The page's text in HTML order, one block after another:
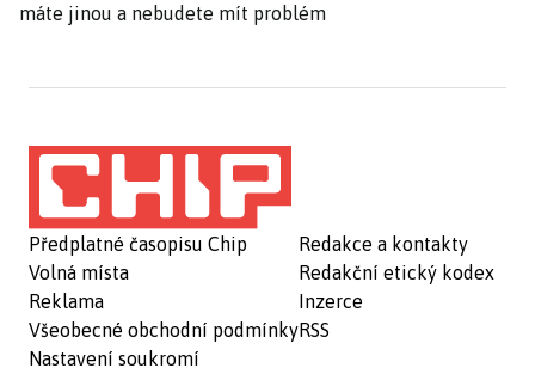
máte jinou a nebudete mít problém
Předplatné časopisu Chip
Volná místa
Reklama
Všeobecné obchodní podmínky
Nastavení soukromí
Redakce a kontakty
Redakční etický kodex
Inzerce
RSS